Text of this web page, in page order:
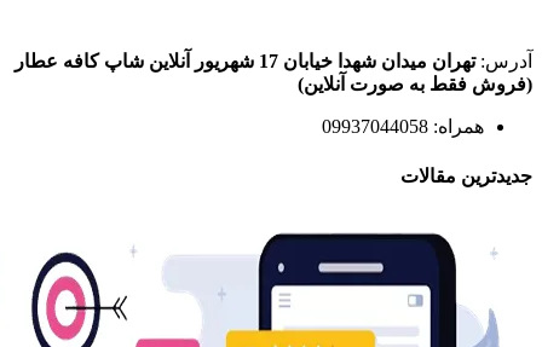
آدرس:تهران میدان شهدا خیابان 17 شهریور آنلاین شاپ کافه عطار
(فروش فقط به صورت آنلاین)
همراه: 09937044058
جدیدترین مقالات